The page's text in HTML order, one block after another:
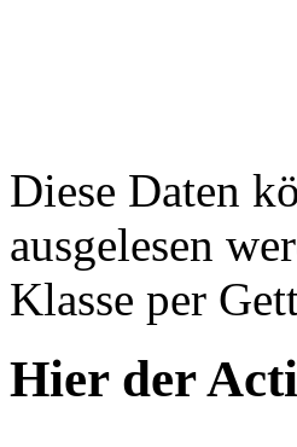
Diese Daten
ausgelesen
Klasse per
Hier der